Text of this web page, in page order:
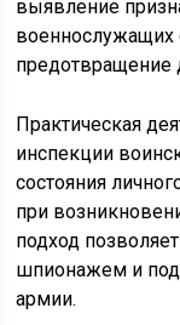
выявление
военнослужащих
предотвращение
Практическая
инспекции
состояния
при
подход
шпионажем и
армии.